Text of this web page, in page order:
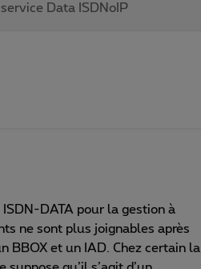
Data ISDNoIP
DATA pour la gestion à
ne sont plus joignables après
BBOX et un IAD. Chez certain la